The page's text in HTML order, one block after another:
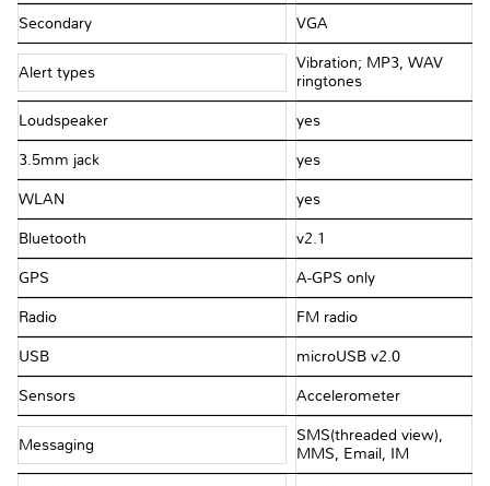
Secondary VGA
Alert types
Vibration; MP3, WAV
ringtones
Loudspeaker yes
3.5mm jack yes
WLAN yes
Bluetooth v2.1
GPS A-GPS only
Radio FM radio
USB microUSB v2.0
Sensors Accelerometer
Messaging
SMS(threaded view),
MMS, Email, IM